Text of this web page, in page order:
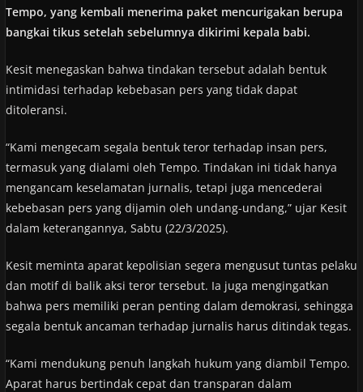
Tempo, yang kembali menerima paket mencurigakan berupa
bangkai tikus setelah sebelumnya dikirimi kepala babi.
Kesit menegaskan bahwa tindakan tersebut adalah bentuk
intimidasi terhadap kebebasan pers yang tidak dapat
ditoleransi.
“Kami mengecam segala bentuk teror terhadap insan pers,
termasuk yang dialami oleh Tempo. Tindakan ini tidak hanya
mengancam keselamatan jurnalis, tetapi juga mencederai
kebebasan pers yang dijamin oleh undang-undang,” ujar Kesit
dalam keterangannya, Sabtu (22/3/2025).
Kesit meminta aparat kepolisian segera mengusut tuntas pelaku
dan motif di balik aksi teror tersebut. Ia juga mengingatkan
bahwa pers memiliki peran penting dalam demokrasi, sehingga
segala bentuk ancaman terhadap jurnalis harus ditindak tegas.
“Kami mendukung penuh langkah hukum yang diambil Tempo.
Aparat harus bertindak cepat dan transparan dalam